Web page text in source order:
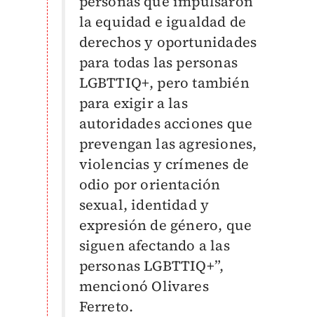
la equidad e igualdad de
derechos y oportunidades
para todas las personas
LGBTTIQ+, pero también
para exigir a las
autoridades acciones que
prevengan las agresiones,
violencias y crímenes de
odio por orientación
sexual, identidad y
expresión de género, que
siguen afectando a las
personas LGBTTIQ+”,
mencionó Olivares
Ferreto.